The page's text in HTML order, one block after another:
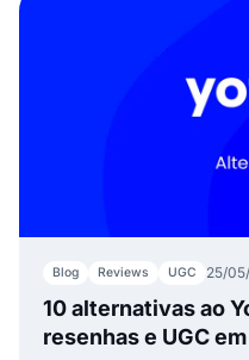
Blog Reviews UGC 25/
10 alternativas ao
resenhas e UGC